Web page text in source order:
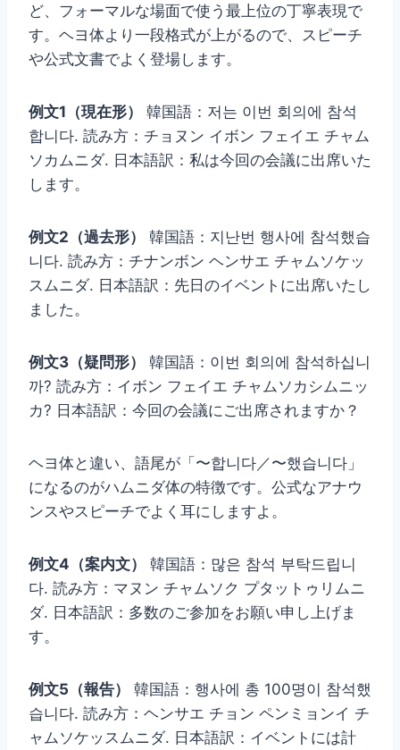
ど、フォーマルな場面で使う最上位の丁寧表現で
す。ヘヨ体より一段格式が上がるので、スピーチ
や公式文書でよく登場します。
例文1（現在形）
韓国語：저는 이번 회의에 참석
합니다. 読み方：チョヌン イボン フェイエ チャム
ソカムニダ. 日本語訳：私は今回の会議に出席いた
します。
例文2（過去形）
韓国語：지난번 행사에 참석했습
니다. 読み方：チナンボン ヘンサエ チャムソケッ
スムニダ. 日本語訳：先日のイベントに出席いたし
ました。
例文3（疑問形）
韓国語：이번 회의에 참석하십니
까? 読み方：イボン フェイエ チャムソカシムニッ
カ? 日本語訳：今回の会議にご出席されますか？
ヘヨ体と違い、語尾が「〜합니다／〜했습니다」
になるのがハムニダ体の特徴です。公式なアナウ
ンスやスピーチでよく耳にしますよ。
例文4（案内文）
韓国語：많은 참석 부탁드립니
다. 読み方：マヌン チャムソク プタットゥリムニ
ダ. 日本語訳：多数のご参加をお願い申し上げま
す。
例文5（報告）
韓国語：행사에 총 100명이 참석했
습니다. 読み方：ヘンサエ チョン ペンミョンイ チ
ャムソケッスムニダ. 日本語訳：イベントには計